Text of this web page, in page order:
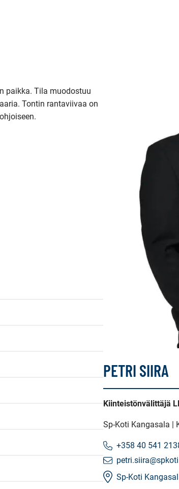
paikka. Tila muodostuu
Tontin rantaviivaa on
PETRI SIIRA
Kiinteistönvälittäjä
Sp-Koti Kangasala |
+358 40 541
Sp-Koti